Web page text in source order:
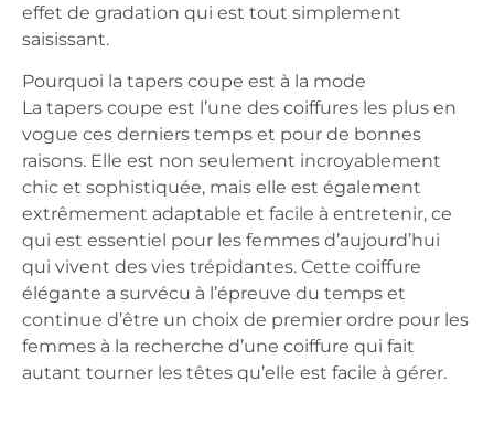
effet de gradation qui est tout simplement
saisissant.
Pourquoi la tapers coupe est à la mode
La tapers coupe est l’une des coiffures les plus en
vogue ces derniers temps et pour de bonnes
raisons. Elle est non seulement incroyablement
chic et sophistiquée, mais elle est également
extrêmement adaptable et facile à entretenir, ce
qui est essentiel pour les femmes d’aujourd’hui
qui vivent des vies trépidantes. Cette coiffure
élégante a survécu à l’épreuve du temps et
continue d’être un choix de premier ordre pour les
femmes à la recherche d’une coiffure qui fait
autant tourner les têtes qu’elle est facile à gérer.